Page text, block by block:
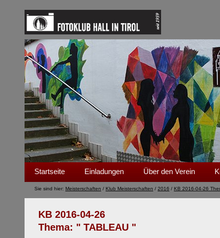
Startseite Einladungen Über den Verein
KB 2016-04-26
Thema: " TABLEAU "
Sie sind hier: Meisterschaften / Klub Meisterschaften / 2016 / KB 2016-04-26